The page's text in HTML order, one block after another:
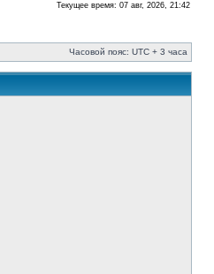
Текущее время: 07 авг, 2026, 21:42
Часовой пояс: UTC + 3 часа